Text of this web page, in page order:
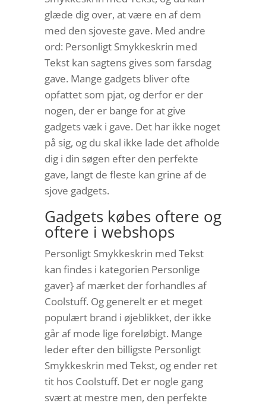
glæde dig over, at være en af dem
med den sjoveste gave. Med andre
ord: Personligt Smykkeskrin med
Tekst kan sagtens gives som farsdag
gave. Mange gadgets bliver ofte
opfattet som pjat, og derfor er der
nogen, der er bange for at give
gadgets væk i gave. Det har ikke noget
på sig, og du skal ikke lade det afholde
dig i din søgen efter den perfekte
gave, langt de fleste kan grine af de
sjove gadgets.
Gadgets købes oftere og
oftere i webshops
Personligt Smykkeskrin med Tekst
kan findes i kategorien Personlige
gaver} af mærket der forhandles af
Coolstuff. Og generelt er et meget
populært brand i øjeblikket, der ikke
går af mode lige foreløbigt. Mange
leder efter den billigste Personligt
Smykkeskrin med Tekst, og ender ret
tit hos Coolstuff. Det er nogle gang
svært at mestre men, den perfekte